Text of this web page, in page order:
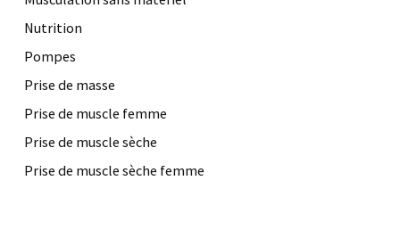
Nutrition
Pompes
Prise de masse
Prise de muscle femme
Prise de muscle sèche
Prise de muscle sèche femme